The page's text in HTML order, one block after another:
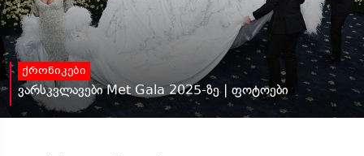
ქრონიკები
ვარსკვლავები Met Gala 2025-ზე | ფოტოები